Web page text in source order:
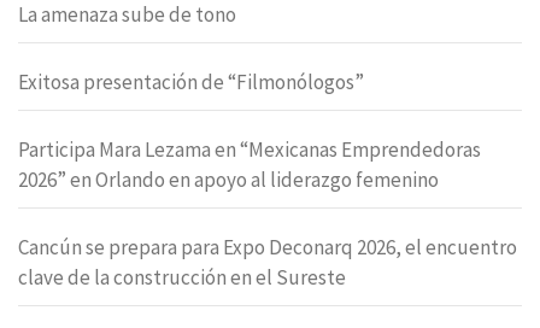
La amenaza sube de tono
Exitosa presentación de “Filmonólogos”
Participa Mara Lezama en “Mexicanas Emprendedoras
2026” en Orlando en apoyo al liderazgo femenino
Cancún se prepara para Expo Deconarq 2026, el encuentro
clave de la construcción en el Sureste